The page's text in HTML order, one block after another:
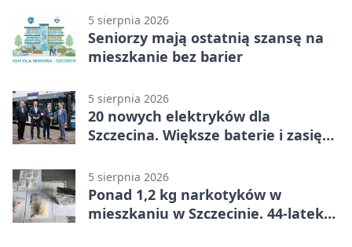
stracił dwubramkowe prowadzenie
5 sierpnia 2026
Seniorzy mają ostatnią szansę na
mieszkanie bez barier
5 sierpnia 2026
20 nowych elektryków dla
Szczecina. Większe baterie i zasięg
5 sierpnia 2026
Ponad 1,2 kg narkotyków w
mieszkaniu w Szczecinie. 44-latek